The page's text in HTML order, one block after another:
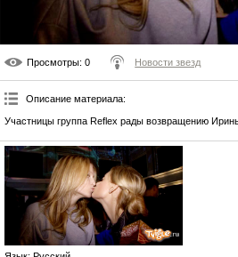
Просмотры: 0 Новости звезд
Описание материала:
Участницы группа Reflex рады возвращению